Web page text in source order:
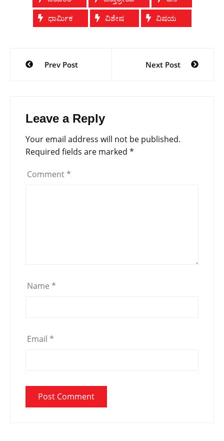
ಧಾರ್ಮಿಕ
ವಿಶೇಷ ವಿಷಯ
navigation
Prev Post Next Post
Leave a Reply
Your email address will not be published.
Required fields are marked *
Comment *
Name *
Email *